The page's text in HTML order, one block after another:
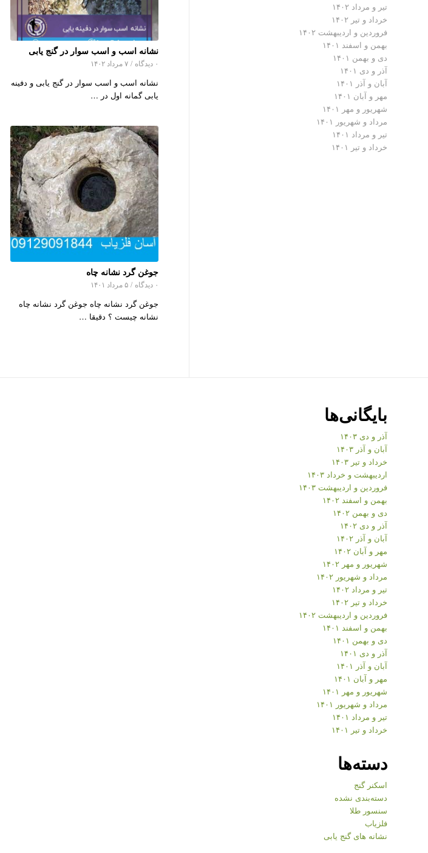
نشانه اسب و اسب سوار در گنج یابی
۰ دیدگاه / ۷ مرداد ۱۴۰۲
نشانه اسب و اسب سوار در گنج یابی و دفینه
یابی گمانه اول در …
جوغن گرد نشانه چاه
۰ دیدگاه / ۵ مرداد ۱۴۰۱
جوغن گرد نشانه چاه جوغن گرد نشانه چاه
نشانه چیست ؟ دقیقا …
تیر و مرداد ۱۴۰۲
خرداد و تیر ۱۴۰۲
فروردین و اردیبهشت ۱۴۰۲
بهمن و اسفند ۱۴۰۱
دی و بهمن ۱۴۰۱
آذر و دی ۱۴۰۱
آبان و آذر ۱۴۰۱
مهر و آبان ۱۴۰۱
شهریور و مهر ۱۴۰۱
مرداد و شهریور ۱۴۰۱
تیر و مرداد ۱۴۰۱
خرداد و تیر ۱۴۰۱
بایگانی‌ها
آذر و دی ۱۴۰۳
آبان و آذر ۱۴۰۳
خرداد و تیر ۱۴۰۳
اردیبهشت و خرداد ۱۴۰۳
فروردین و اردیبهشت ۱۴۰۳
بهمن و اسفند ۱۴۰۲
دی و بهمن ۱۴۰۲
آذر و دی ۱۴۰۲
آبان و آذر ۱۴۰۲
مهر و آبان ۱۴۰۲
شهریور و مهر ۱۴۰۲
مرداد و شهریور ۱۴۰۲
تیر و مرداد ۱۴۰۲
خرداد و تیر ۱۴۰۲
فروردین و اردیبهشت ۱۴۰۲
بهمن و اسفند ۱۴۰۱
دی و بهمن ۱۴۰۱
آذر و دی ۱۴۰۱
آبان و آذر ۱۴۰۱
مهر و آبان ۱۴۰۱
شهریور و مهر ۱۴۰۱
مرداد و شهریور ۱۴۰۱
تیر و مرداد ۱۴۰۱
خرداد و تیر ۱۴۰۱
دسته‌ها
اسکنر گنج
دسته‌بندی نشده
سنسور طلا
فلزیاب
نشانه های گنج یابی